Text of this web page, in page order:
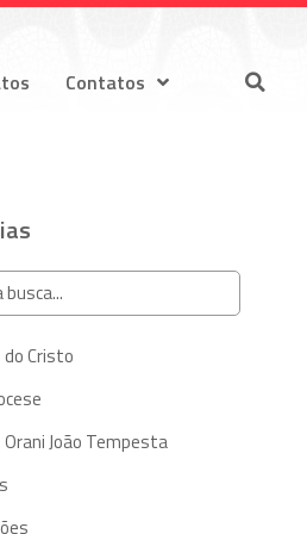
Contatos
Cristo
Orani João Tempesta